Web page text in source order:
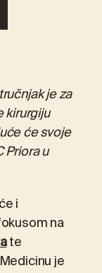
je za
kirurgiju
će svoje
Priora u
i
na
te
je